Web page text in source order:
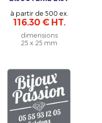
à partir de 500 ex.
116.30 € HT.
dimensions
25 x 25 mm